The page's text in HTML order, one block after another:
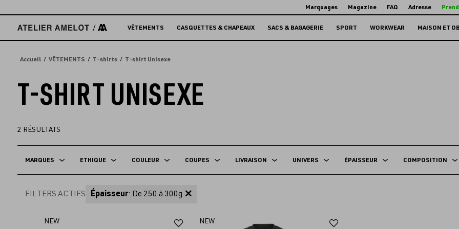
directement
contenu
Marquages Magazine FAQ Adresse
VÊTEMENTS CASQUETTES & CHAPEAUX SACS & BAGAGERIE SPORT WORKWEAR MAISON ET
Accueil VÊTEMENTS T-shirts T-shirt Unisexe
T-SHIRT UNISEXE
2 RÉSULTATS
MARQUES ETHIQUE COULEUR COUPES LIVRAISON UNIVERS ÉPAISSEUR COMPOSITION
FILTERS ACTIFS Épaisseur: De 250 à 300g
NEW
Ajouter
NEW